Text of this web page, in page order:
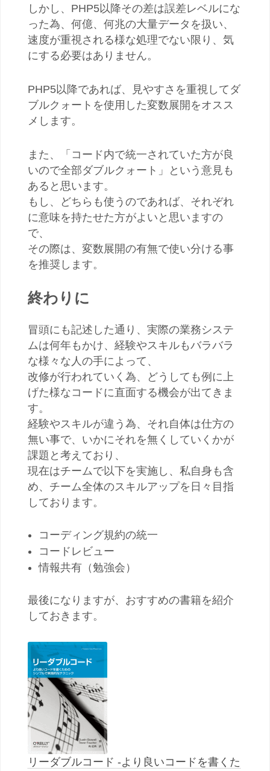
しかし、PHP5以降その差は誤差レベルにな
った為、何億、何兆の大量データを扱い、
速度が重視される様な処理でない限り、気
にする必要はありません。
PHP5以降であれば、見やすさを重視してダ
ブルクォートを使用した変数展開をオスス
メします。
また、「コード内で統一されていた方が良
いので全部ダブルクォート」という意見も
あると思います。
もし、どちらも使うのであれば、それぞれ
に意味を持たせた方がよいと思いますの
で、
その際は、変数展開の有無で使い分ける事
を推奨します。
終わりに
冒頭にも記述した通り、実際の業務システ
ムは何年もかけ、経験やスキルもバラバラ
な様々な人の手によって、
改修が行われていく為、どうしても例に上
げた様なコードに直面する機会が出てきま
す。
経験やスキルが違う為、それ自体は仕方の
無い事で、いかにそれを無くしていくかが
課題と考えており、
現在はチームで以下を実施し、私自身も含
め、チーム全体のスキルアップを日々目指
しております。
コーディング規約の統一
コードレビュー
情報共有（勉強会）
最後になりますが、おすすめの書籍を紹介
しておきます。
リーダブルコード -より良いコードを書くた